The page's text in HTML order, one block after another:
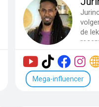
de
Mega-influencer